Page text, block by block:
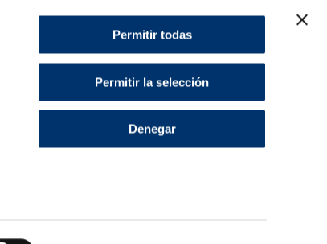
Permitir todas
Permitir la selección
Denegar